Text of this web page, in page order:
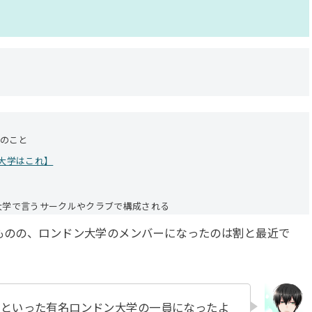
こと
学はこれ】
で言うサークルやクラブで構成される
の、ロンドン大学のメンバーになったのは割と最近で
いった有名ロンドン大学の一員になったよ